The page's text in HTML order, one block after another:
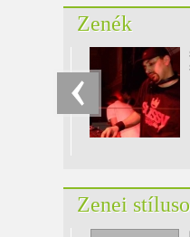
Zenék
Zenei